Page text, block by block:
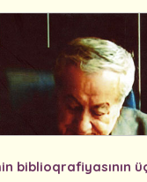
biblioqrafiyasının